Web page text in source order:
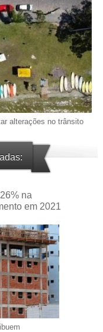
alterações no trânsito
na
em 2021